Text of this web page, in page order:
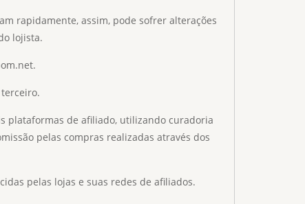
rapidamente, assim, pode sofrer alterações
lojista.
plataformas de afiliado, utilizando curadoria
pelas compras realizadas através dos
pelas lojas e suas redes de afiliados.